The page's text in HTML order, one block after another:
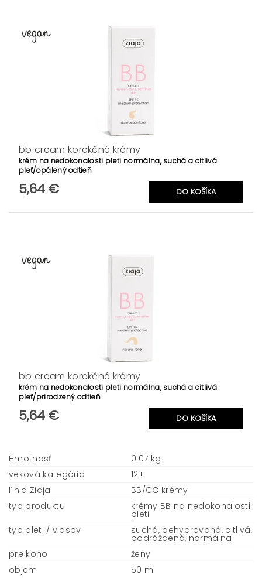
bb cream korekčné krémy
krém na nedokonalosti pleti normálna, suchá a citlivá
pleť/opálený odtieň
5,64 €
bb cream korekčné krémy
krém na nedokonalosti pleti normálna, suchá a citlivá
pleť/prirodzený odtieň
5,64 €
Hmotnosť
0.07 kg
veková kategória
12+
línia Ziaja
BB/CC krémy
typ produktu
krémy BB na nedokonalosti
pleti
typ pleti / vlasov
suchá, dehydrovaná, citlivá,
podráždená, normálna
pre koho
ženy
objem
50 ml